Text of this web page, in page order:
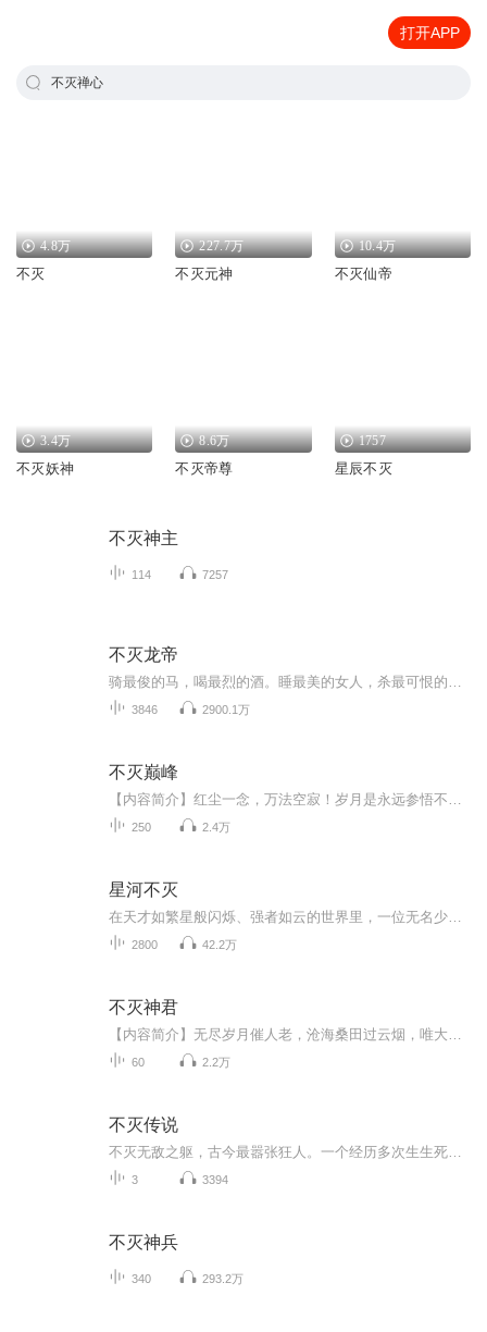
打开APP
不灭禅心
4.8万
不灭
227.7万
不灭元神
10.4万
不灭仙帝
3.4万
不灭妖神
8.6万
不灭帝尊
1757
星辰不灭
不灭神主
114 7257
不灭龙帝
3846 2900.1万
不灭巅峰
250 2.4万
星河不灭
2800 42.2万
不灭神君
60 2.2万
不灭传说
3 3394
不灭神兵
340 293.2万